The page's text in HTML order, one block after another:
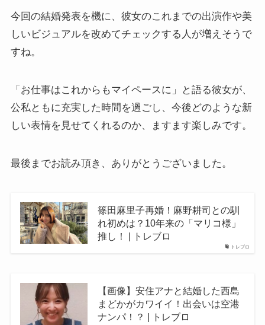
今回の結婚発表を機に、彼女のこれまでの出演作や美
しいビジュアルを改めてチェックする人が増えそうで
すね。
「お仕事はこれからもマイペースに」と語る彼女が、
公私ともに充実した時間を過ごし、今後どのような新
しい表情を見せてくれるのか、ますます楽しみです。
最後までお読み頂き、ありがとうございました。
トレブロ
篠田麻里子再婚！麻野耕司との馴
れ初めは？10年来の「マリコ様」
推し！ | トレブロ
【画像】安住アナと結婚した西島
まどかがカワイイ！出会いは空港
ナンパ！？ | トレブロ